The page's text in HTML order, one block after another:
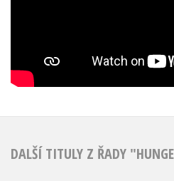
DALŠÍ TITULY Z ŘADY